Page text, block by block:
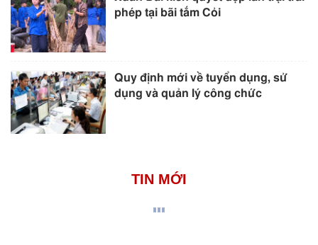
phép tại bãi tắm Cỏi
Quy định mới về tuyển dụng, sử
dụng và quản lý công chức
TIN MỚI